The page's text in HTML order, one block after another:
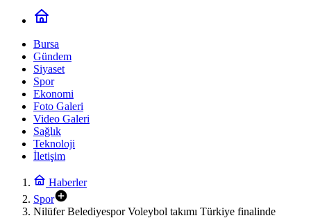
Bursa
Gündem
Siyaset
Spor
Ekonomi
Foto Galeri
Video Galeri
Sağlık
Teknoloji
İletişim
Haberler
Spor
Nilüfer Belediyespor Voleybol takımı Türkiye finalinde